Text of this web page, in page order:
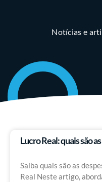
Notícias e
Lucro Real: quais são
Saiba quais são as
Real Neste artigo,